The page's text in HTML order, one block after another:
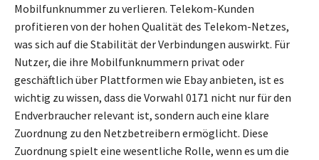
Mobilfunknummer zu verlieren. Telekom-Kunden
profitieren von der hohen Qualität des Telekom-Netzes,
was sich auf die Stabilität der Verbindungen auswirkt. Für
Nutzer, die ihre Mobilfunknummern privat oder
geschäftlich über Plattformen wie Ebay anbieten, ist es
wichtig zu wissen, dass die Vorwahl 0171 nicht nur für den
Endverbraucher relevant ist, sondern auch eine klare
Zuordnung zu den Netzbetreibern ermöglicht. Diese
Zuordnung spielt eine wesentliche Rolle, wenn es um die